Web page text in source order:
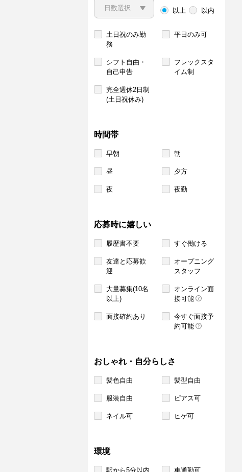
以上 以内
土日祝のみ勤
務
平日のみ可
シフト自由・
自己申告
フレックスタ
イム制
完全週休2日制
(土日祝休み)
時間帯
早朝 朝
昼 夕方
夜 夜勤
応募時に嬉しい
履歴書不要 すぐ働ける
友達と応募歓
迎
オープニング
スタッフ
大量募集(10名
以上)
オンライン面
接可能
面接確約あり
今すぐ面接予
約可能
おしゃれ・自分らしさ
髪色自由 髪型自由
服装自由 ピアス可
ネイル可 ヒゲ可
環境
駅から5分以内 車通勤可